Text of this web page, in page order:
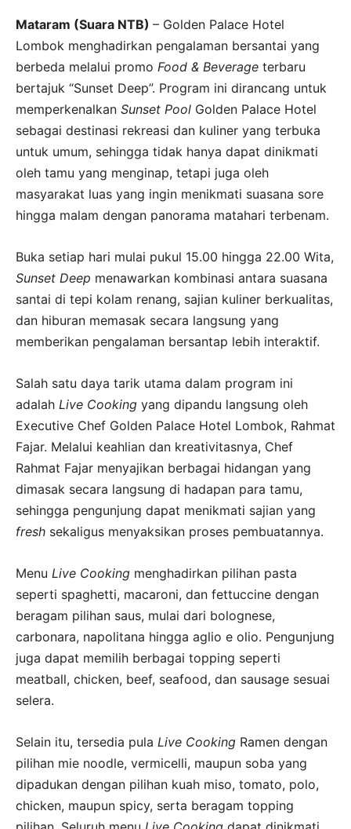
Mataram (Suara NTB) – Golden Palace Hotel
Lombok menghadirkan pengalaman bersantai yang
berbeda melalui promo Food & Beverage terbaru
bertajuk “Sunset Deep”. Program ini dirancang untuk
memperkenalkan Sunset Pool Golden Palace Hotel
sebagai destinasi rekreasi dan kuliner yang terbuka
untuk umum, sehingga tidak hanya dapat dinikmati
oleh tamu yang menginap, tetapi juga oleh
masyarakat luas yang ingin menikmati suasana sore
hingga malam dengan panorama matahari terbenam.
Buka setiap hari mulai pukul 15.00 hingga 22.00 Wita,
Sunset Deep menawarkan kombinasi antara suasana
santai di tepi kolam renang, sajian kuliner berkualitas,
dan hiburan memasak secara langsung yang
memberikan pengalaman bersantap lebih interaktif.
Salah satu daya tarik utama dalam program ini
adalah Live Cooking yang dipandu langsung oleh
Executive Chef Golden Palace Hotel Lombok, Rahmat
Fajar. Melalui keahlian dan kreativitasnya, Chef
Rahmat Fajar menyajikan berbagai hidangan yang
dimasak secara langsung di hadapan para tamu,
sehingga pengunjung dapat menikmati sajian yang
fresh sekaligus menyaksikan proses pembuatannya.
Menu Live Cooking menghadirkan pilihan pasta
seperti spaghetti, macaroni, dan fettuccine dengan
beragam pilihan saus, mulai dari bolognese,
carbonara, napolitana hingga aglio e olio. Pengunjung
juga dapat memilih berbagai topping seperti
meatball, chicken, beef, seafood, dan sausage sesuai
selera.
Selain itu, tersedia pula Live Cooking Ramen dengan
pilihan mie noodle, vermicelli, maupun soba yang
dipadukan dengan pilihan kuah miso, tomato, polo,
chicken, maupun spicy, serta beragam topping